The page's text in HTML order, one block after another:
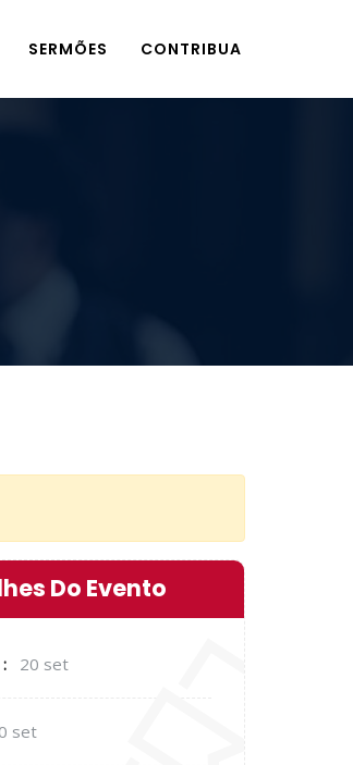
SERMÕES CONTRIBUA
Do Evento
20 set
set